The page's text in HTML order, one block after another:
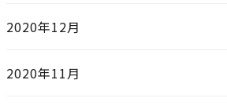
2020年12月
2020年11月